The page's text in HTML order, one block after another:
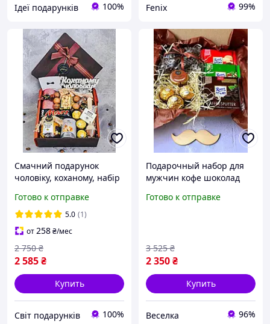
Ідеї подарунків 100% Fenix 99%
Смачний подарунок
чоловіку, коханому, набір
народження
Готово к отправке
5.0 (1)
от258₴/мес
2 585₴
2 750 ₴
Купить
Світ подарунків 100%
Подарочный набор для
мужчин кофе шоколад
на день рождения
Готово к отправке
2 350₴
3 525 ₴
Купить
Веселка 96%